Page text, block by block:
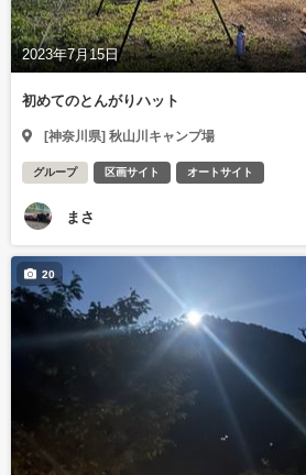
2023年7月15日
初めてのとんがりハット
[神奈川県] 秋山川キャンプ場
グループ 区画サイト オートサイト
まさ
20